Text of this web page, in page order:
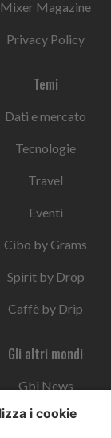
Mixer Magazine
Privacy Policy
Temi
Dati e mercato
Tecnologie
Travel
Eventi
Cibo by Grams
Spirit by Drop
Caffè by Drip
Gli altri mondi
Gbi News
Instoremag